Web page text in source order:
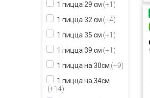
1 пицца 29 см +1
1 пицца 32 см +4
1 пицца 35 см +1
1 пицца 39 см +1
1 пицца на 30см +9
1 пицца на 34см
+14